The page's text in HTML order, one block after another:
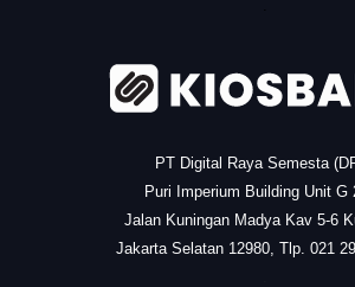
PT Digital Raya Semesta
Puri Imperium Building Unit G
Jalan Kuningan Madya Kav 5-6
Jakarta Selatan 12980, Tlp. 021